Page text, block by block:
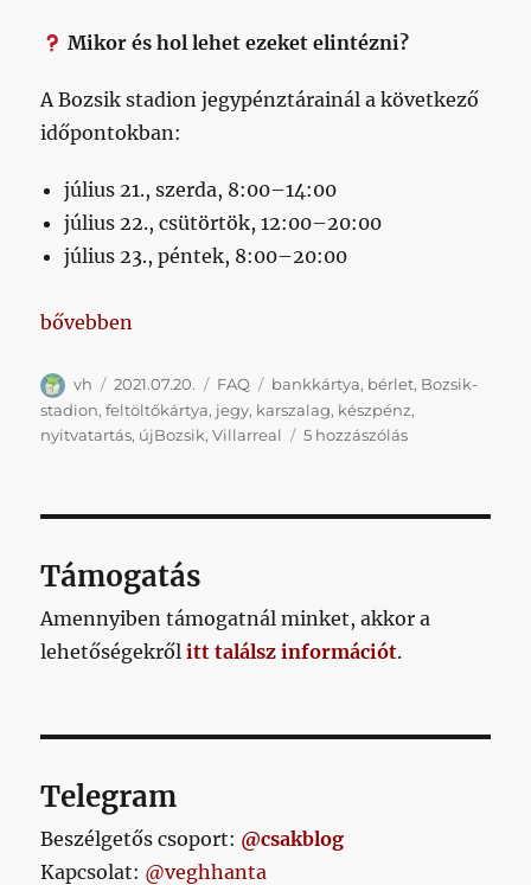
Mikor és hol lehet ezeket elintézni?
A Bozsik stadion jegypénztárainál a következő
időpontokban:
július 21., szerda, 8:00–14:00
július 22., csütörtök, 12:00–20:00
július 23., péntek, 8:00–20:00
„Mielőtt kérdeznél, fusd át ezt a pár sort”
bővebben
Szerző
vh Közzétéve
2021.07.20. Kategória
FAQ Címke
bankkártya, bérlet, Bozsik-
stadion,feltöltőkártya, jegy, karszalag, készpénz,
nyitvatartás, újBozsik,Villarreal 5 hozzászólásMielőtt
Támogatás
Amennyiben támogatnál minket, akkor a
lehetőségekrőlitt találsz információt.
Telegram
Beszélgetős csoport: @csakblog
Kapcsolat: @veghhanta